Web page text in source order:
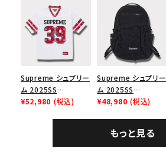
イヤーリリーフボック
スロゴTシャツ ホワ
イト 白
ース１スニーカー シ
ューズ ホワイト
Supreme シュプリー
ム 2025SS
Bandana Football
¥52,980 (税込)
Supreme シュプリー
ム 2025SS
Backpack バックパッ
¥48,980 (税込)
もっと見る